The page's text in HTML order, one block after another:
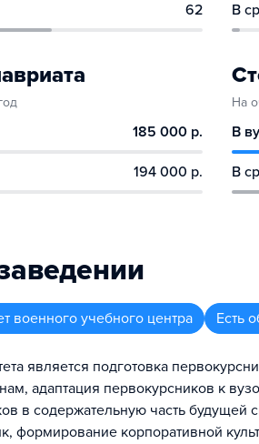
62 В
185 000 р.
194 000 р.
На
В
В
военного учебного центра Есть
является подготовка
адаптация первокурсников к
в содержательную часть будущей
формирование корпоративной